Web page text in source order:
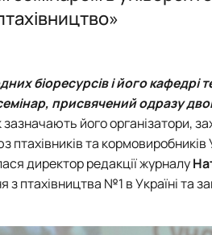
біоресурсіві його кафедрі
присвячений одразу
зазначають його організатори,
птахівників та кормовиробників
директор редакції журналу
птахівництва №1 в Україні та